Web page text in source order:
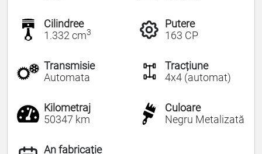
Cilindree
1.332 cm3
Putere
163 CP
Transmisie
Automata
Tracțiune
4x4 (automat)
Kilometraj
50347 km
Culoare
Negru Metalizată
An fabricație